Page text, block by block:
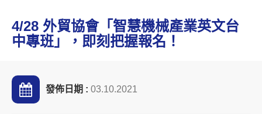
4/28 外貿協會「智慧機械產業英文台
中專班」，即刻把握報名！
發佈日期 : 03.10.2021